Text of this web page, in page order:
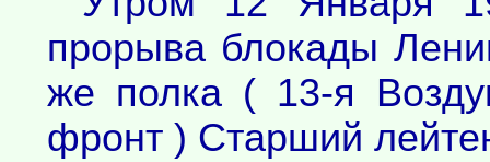
прорыва блокады
же полка ( 13-я
фронт ) Старший